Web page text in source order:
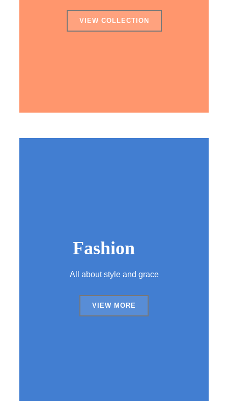
VIEW COLLECTION
Fashion
All about style and grace
VIEW MORE